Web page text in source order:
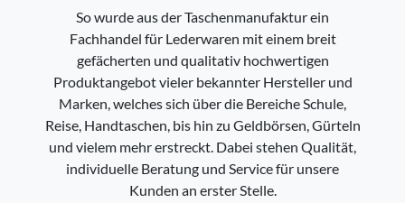
So wurde aus der Taschenmanufaktur ein
Fachhandel für Lederwaren mit einem breit
gefächerten und qualitativ hochwertigen
Produktangebot vieler bekannter Hersteller und
Marken, welches sich über die Bereiche Schule,
Reise, Handtaschen, bis hin zu Geldbörsen, Gürteln
und vielem mehr erstreckt. Dabei stehen Qualität,
individuelle Beratung und Service für unsere
Kunden an erster Stelle.